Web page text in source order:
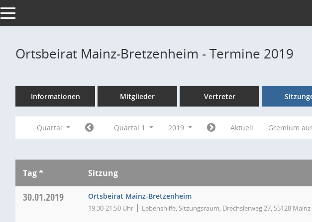
Toggle navigation
Ortsbeirat Mainz-Bretzenheim - Termine 2019
Informationen Mitglieder Vertreter
Quartal Quartal 1 2019 Aktuell Gremium
Tag Sitzung
30.01.2019 Ortsbeirat Mainz-Bretzenheim
19:30-21:50 Uhr Lebenshilfe, Sitzungsraum, Drechslerweg 27, 55128 Mainz